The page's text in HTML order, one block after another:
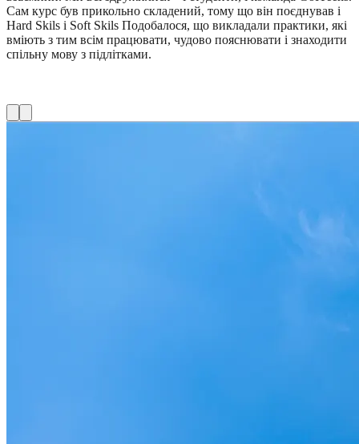
Сам курс був прикольно складений, тому що він поєднував і
Hard Skils і Soft Skils Подобалося, що викладали практики, які
вміють з тим всім працювати, чудово пояснювати і знаходити
спільну мову з підлітками.